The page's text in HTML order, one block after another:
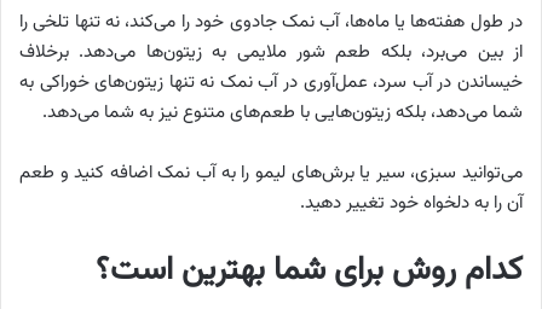
در طول هفته‌ها یا ماه‌ها، آب نمک جادوی خود را می‌کند، نه تنها تلخی را
از بین می‌برد، بلکه طعم شور ملایمی به زیتون‌ها می‌دهد. برخلاف
خیساندن در آب سرد، عمل‌آوری در آب نمک نه تنها زیتون‌های خوراکی به
شما می‌دهد، بلکه زیتون‌هایی با طعم‌های متنوع نیز به شما می‌دهد.
می‌توانید سبزی، سیر یا برش‌های لیمو را به آب نمک اضافه کنید و طعم
آن را به دلخواه خود تغییر دهید.
کدام روش برای شما بهترین است؟